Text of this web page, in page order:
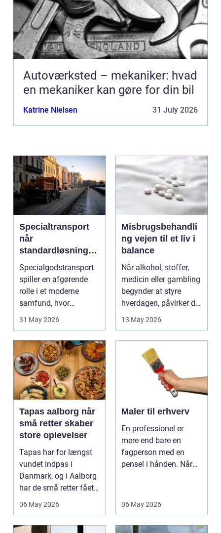
Autoværksted – mekaniker: hvad
en mekaniker kan gøre for din bil
Katrine Nielsen 31 July 2026
Specialtransport
når
standardløsninger
ikke rækker
Specialgodstransport
spiller en afgørende
rolle i et moderne
samfund, hvor
industrien bliver mere
31 May 2026
Misbrugsbehandli
ng vejen til et liv i
balance
Når alkohol, stoffer,
medicin eller gambling
begynder at styre
hverdagen, påvirker det
ikke kun pers...
13 May 2026
Tapas aalborg når
små retter skaber
store oplevelser
Tapas har for længst
vundet indpas i
Danmark, og i Aalborg
har de små retter fået
deres helt eget li...
06 May 2026
Maler til erhverv
En professionel er
mere end bare en
fagperson med en
pensel i hånden. Når
06 May 2026